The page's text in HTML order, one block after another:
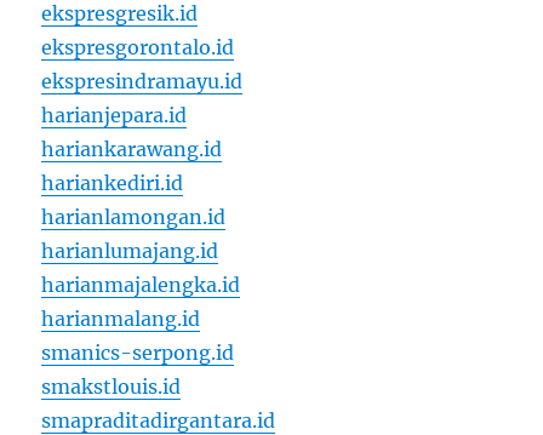
ekspresgresik.id
ekspresgorontalo.id
ekspresindramayu.id
harianjepara.id
hariankarawang.id
hariankediri.id
harianlamongan.id
harianlumajang.id
harianmajalengka.id
harianmalang.id
smanics-serpong.id
smakstlouis.id
smapraditadirgantara.id